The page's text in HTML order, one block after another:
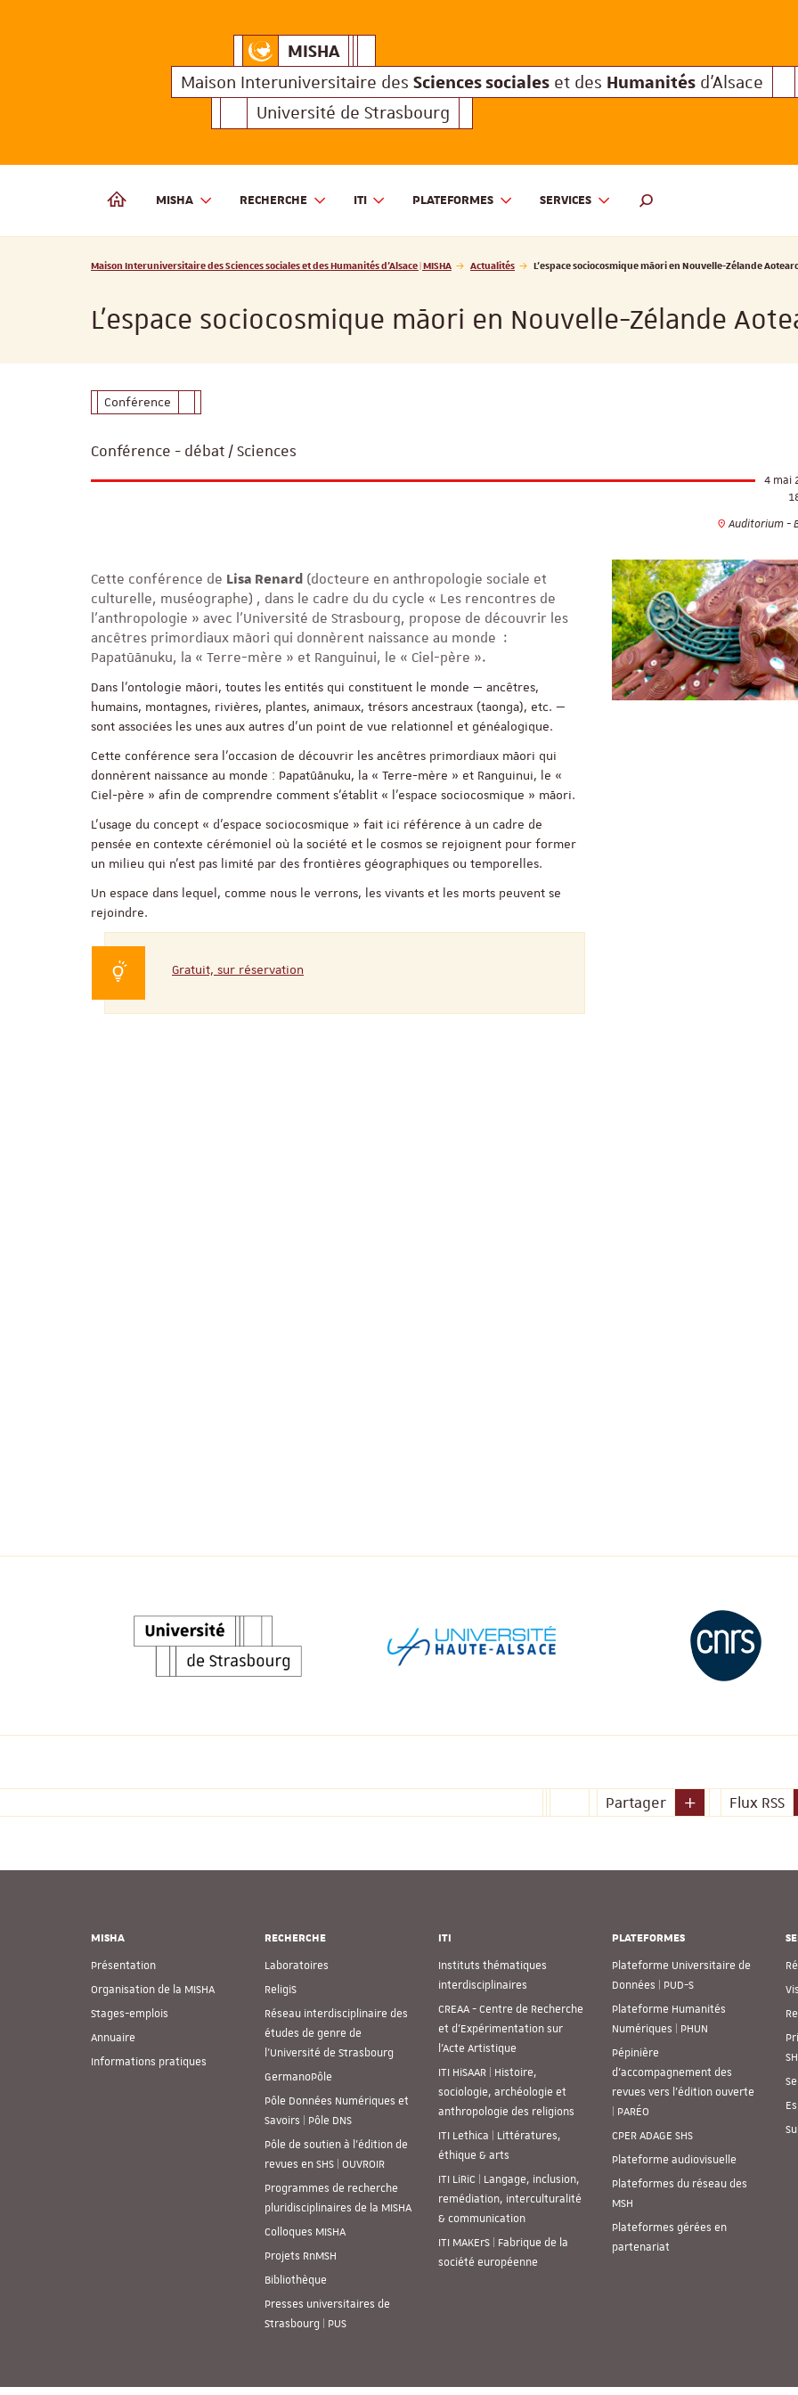
MISHAMaison Interuniversitaire des
Maison Interuniversitaire des Sciences sociales et des Humanités d'Alsace
Université de Strasbourg
MAISON INTERUNIVERSITAIRE DES SCIENCES SOCIALES ET DES HUMANITÉS D'ALSACE | MISHA
MISHA RECHERCHE ITI PLATEFORMES SERVICES
MOTEUR DE RECHERCHE
Maison Interuniversitaire des
Vous êtes ici :
Maison Interuniversitaire des Sciences sociales et des Humanités d'Alsace | MISHA Actualités L'espace sociocosmique māori en Nouvelle-Zélande
L'espace sociocosmique māori en Nouvelle-Zélande
Conférence
Conférence - débat / Sciences
4 mai
Auditorium -
Cette conférence de Lisa Renard (docteure en anthropologie sociale et
culturelle, muséographe) , dans le cadre du du cycle « Les rencontres de
l’anthropologie » avec l’Université de Strasbourg, propose de découvrir les
ancêtres primordiaux māori qui donnèrent naissance au monde :
Papatūānuku, la « Terre-mère » et Ranguinui, le « Ciel-père ».
Dans l’ontologie māori, toutes les entités qui constituent le monde — ancêtres,
humains, montagnes, rivières, plantes, animaux, trésors ancestraux (taonga), etc. —
sont associées les unes aux autres d’un point de vue relationnel et généalogique.
Cette conférence sera l’occasion de découvrir les ancêtres primordiaux māori qui
donnèrent naissance au monde : Papatūānuku, la « Terre-mère » et Ranguinui, le «
Ciel-père » afin de comprendre comment s’établit « l’espace sociocosmique » māori.
L’usage du concept « d’espace sociocosmique » fait ici référence à un cadre de
pensée en contexte cérémoniel où la société et le cosmos se rejoignent pour former
un milieu qui n’est pas limité par des frontières géographiques ou temporelles.
Un espace dans lequel, comme nous le verrons, les vivants et les morts peuvent se
rejoindre.
Gratuit, sur réservation
Partager Flux RSS
MISHA
Présentation
Organisation de la MISHA
Stages-emplois
Annuaire
Informations pratiques
RECHERCHE
Laboratoires
ReligiS
Réseau interdisciplinaire des
études de genre de
l’Université de Strasbourg
GermanoPôle
Pôle Données Numériques et
Savoirs | Pôle DNS
Pôle de soutien à l’édition de
revues en SHS | OUVROIR
Programmes de recherche
pluridisciplinaires de la MISHA
Colloques MISHA
Projets RnMSH
Bibliothèque
Presses universitaires de
Strasbourg | PUS
ITI
Instituts thématiques
interdisciplinaires
CREAA - Centre de Recherche
et d’Expérimentation sur
l’Acte Artistique
ITI HiSAAR | Histoire,
sociologie, archéologie et
anthropologie des religions
ITI Lethica | Littératures,
éthique & arts
ITI LiRiC | Langage, inclusion,
remédiation, interculturalité
& communication
ITI MAKErS | Fabrique de la
société européenne
PLATEFORMES
Plateforme Universitaire de
Données | PUD-S
Plateforme Humanités
Numériques | PHUN
Pépinière
d’accompagnement des
revues vers l’édition ouverte
| PARÉO
CPER ADAGE SHS
Plateforme audiovisuelle
Plateformes du réseau des
MSH
Plateformes gérées en
partenariat